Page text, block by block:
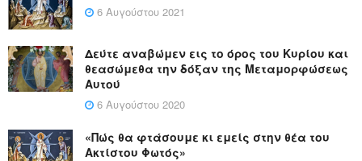
6 Αυγούστου 2021
Δεύτε αναβώμεν εις το όρος του Κυρίου και
θεασώμεθα την δόξαν της Μεταμορφώσεως
Αυτού
6 Αυγούστου 2020
«Πώς θα φτάσουμε κι εμείς στην θέα του
Ακτίστου Φωτός»